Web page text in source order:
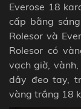
Everose 18
cấp bằng
Rolesor và
Rolesor có
vạch giờ,
dây đeo tay,
vàng trắng 18